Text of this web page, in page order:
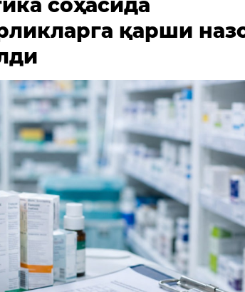
соҳасида
қарши